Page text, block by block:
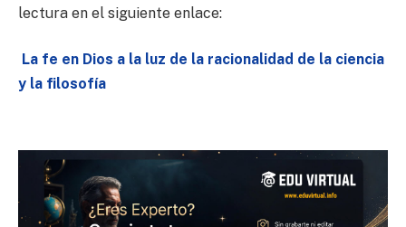
lectura en el siguiente enlace:
La fe en Dios a la luz de la racionalidad de la ciencia
y la filosofía